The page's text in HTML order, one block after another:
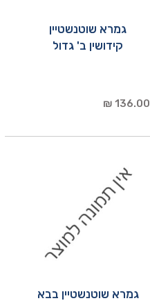
גמרא שוטנשטיין
קידושין ב' גדול
136.00 ₪
גמרא שוטנשטיין בבא